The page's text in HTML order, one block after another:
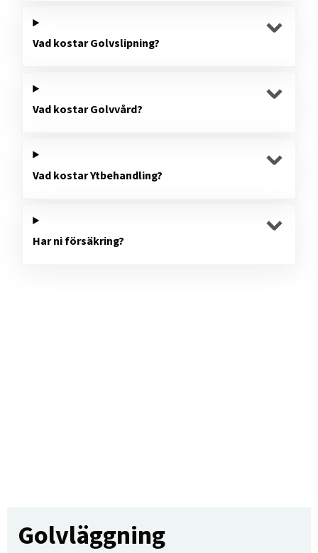
Vad kostar Golvslipning?
Vad kostar Golvvård?
Vad kostar Ytbehandling?
Har ni försäkring?
Golvläggning